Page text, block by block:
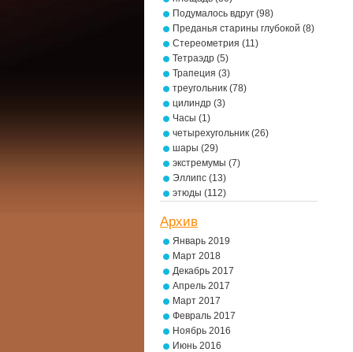
Подумалось вдруг (98)
Преданья старины глубокой (8)
Стереометрия (11)
Тетраэдр (5)
Трапеция (3)
треугольник (78)
цилиндр (3)
Часы (1)
четырехугольник (26)
шары (29)
экстремумы (7)
Эллипс (13)
этюды (112)
Архив
Январь 2019
Март 2018
Декабрь 2017
Апрель 2017
Март 2017
Февраль 2017
Ноябрь 2016
Июнь 2016